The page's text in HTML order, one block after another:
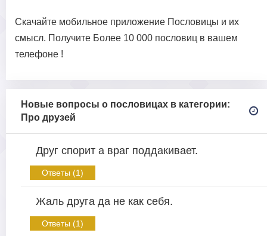
Скачайте мобильное приложение Пословицы и их
смысл. Получите Более 10 000 пословиц в вашем
телефоне !
Новые вопросы о пословицах в категории:
Про друзей
Друг спорит а враг поддакивает.
Ответы (1)
Жаль друга да не как себя.
Ответы (1)